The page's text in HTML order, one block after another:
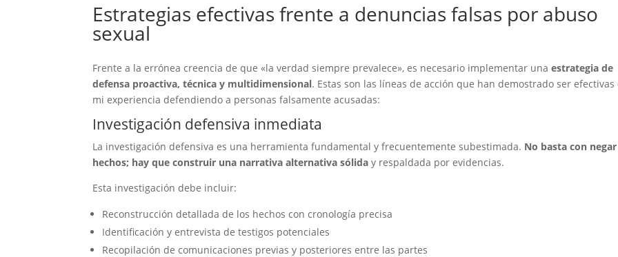
Estrategias efectivas frente a denuncias falsas por abuso
sexual
Frente a la errónea creencia de que «la verdad siempre prevalece», es necesario implementar unaestrategia de
defensa proactiva, técnica y multidimensional. Estas son las líneas de acción que han demostrado ser efectivas
mi experiencia defendiendo a personas falsamente acusadas:
Investigación defensiva inmediata
La investigación defensiva es una herramienta fundamental y frecuentemente subestimada. No basta con
hechos; hay que construir una narrativa alternativa sólida y respaldada por evidencias.
Esta investigación debe incluir:
Reconstrucción detallada de los hechos con cronología precisa
Identificación y entrevista de testigos potenciales
Recopilación de comunicaciones previas y posteriores entre las partes